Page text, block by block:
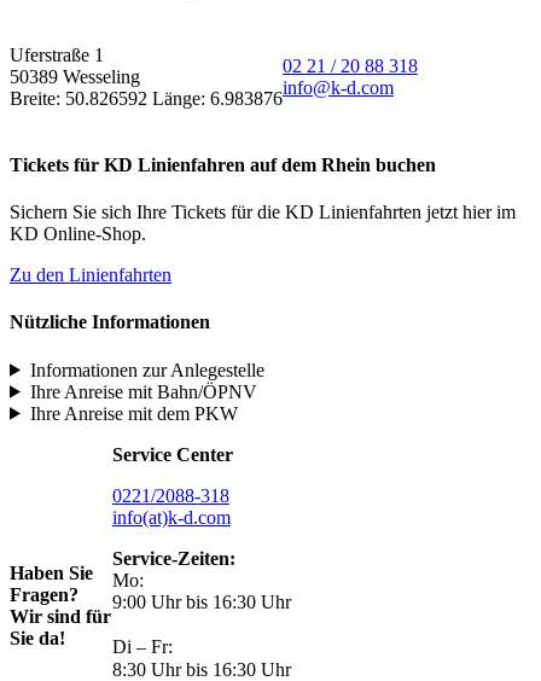
Uferstraße 1
50389 Wesseling
Breite: 50.826592 Länge: 6.983876
02 21 / 20 88 318
info@k-d.com
Tickets für KD Linienfahren auf dem Rhein buchen
Sichern Sie sich Ihre Tickets für die KD Linienfahrten jetzt hier im
KD Online-Shop.
Zu den Linienfahrten
Nützliche Informationen
Informationen zur Anlegestelle
Ihre Anreise mit Bahn/ÖPNV
Ihre Anreise mit dem PKW
Haben Sie
Fragen?
Wir sind für
Sie da!
Service Center
0221/2088-318
info(at)k-d.com
Service-Zeiten:
Mo:
9:00 Uhr bis 16:30 Uhr
Di – Fr:
8:30 Uhr bis 16:30 Uhr